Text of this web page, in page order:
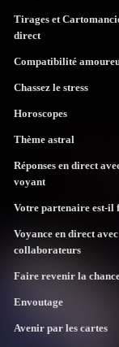
Tirages et
direct
Compatibilité
Chassez le stress
Horoscopes
Thème astral
Réponses en direct
voyant
Votre partenaire est-il
Voyance en direct
collaborateurs
Faire revenir la
Envoutage
Avenir par les cartes